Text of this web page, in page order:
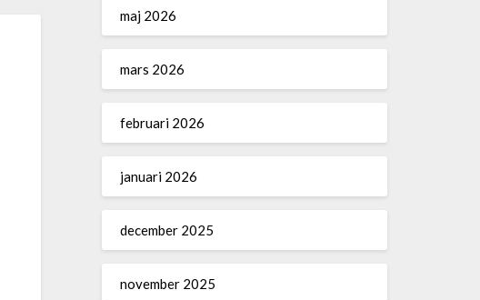
maj 2026
mars 2026
februari 2026
januari 2026
december 2025
november 2025